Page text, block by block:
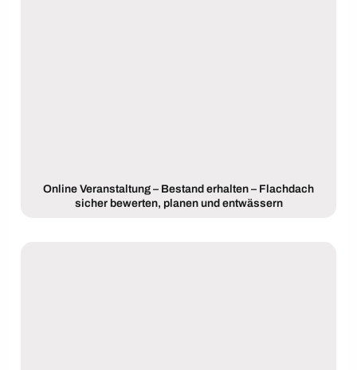
Online Veranstaltung – Bestand erhalten – Flachdach
sicher bewerten, planen und entwässern